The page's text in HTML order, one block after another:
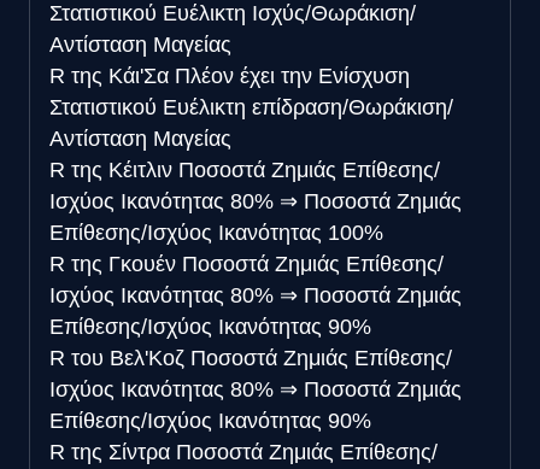
Στατιστικού Ευέλικτη Ισχύς/Θωράκιση/
Αντίσταση Μαγείας
R της Κάι'Σα Πλέον έχει την Ενίσχυση
Στατιστικού Ευέλικτη επίδραση/Θωράκιση/
Αντίσταση Μαγείας
R της Κέιτλιν Ποσοστά Ζημιάς Επίθεσης/
Ισχύος Ικανότητας 80% ⇒ Ποσοστά Ζημιάς
Επίθεσης/Ισχύος Ικανότητας 100%
R της Γκουέν Ποσοστά Ζημιάς Επίθεσης/
Ισχύος Ικανότητας 80% ⇒ Ποσοστά Ζημιάς
Επίθεσης/Ισχύος Ικανότητας 90%
R του Βελ'Κοζ Ποσοστά Ζημιάς Επίθεσης/
Ισχύος Ικανότητας 80% ⇒ Ποσοστά Ζημιάς
Επίθεσης/Ισχύος Ικανότητας 90%
R της Σίντρα Ποσοστά Ζημιάς Επίθεσης/